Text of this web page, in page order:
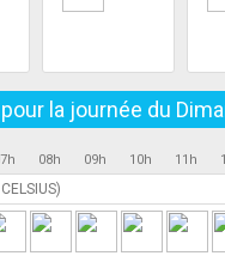
la journée du
08h 09h 10h 11h